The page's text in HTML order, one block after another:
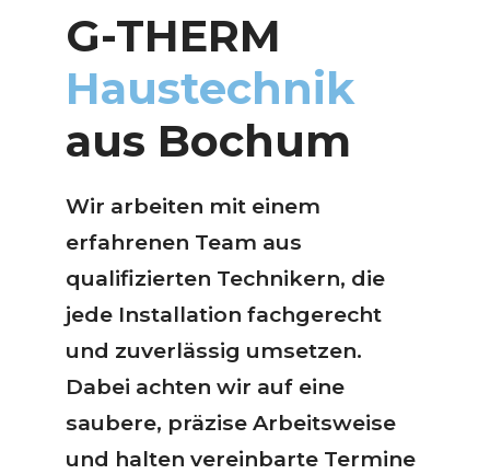
G-THERM
Haustechnik
aus Bochum
Wir arbeiten mit einem
erfahrenen Team aus
qualifizierten Technikern, die
jede Installation fachgerecht
und zuverlässig umsetzen.
Dabei achten wir auf eine
saubere, präzise Arbeitsweise
und halten vereinbarte Termine